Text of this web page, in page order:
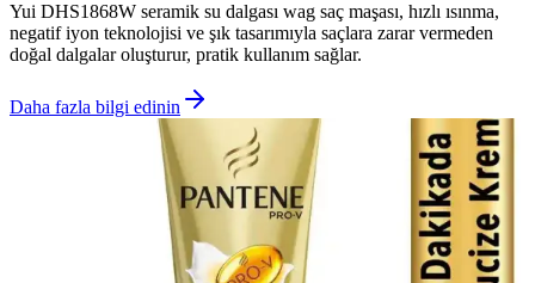
Yui DHS1868W seramik su dalgası wag saç maşası, hızlı ısınma,
negatif iyon teknolojisi ve şık tasarımıyla saçlara zarar vermeden
doğal dalgalar oluşturur, pratik kullanım sağlar.
Daha fazla bilgi edinin